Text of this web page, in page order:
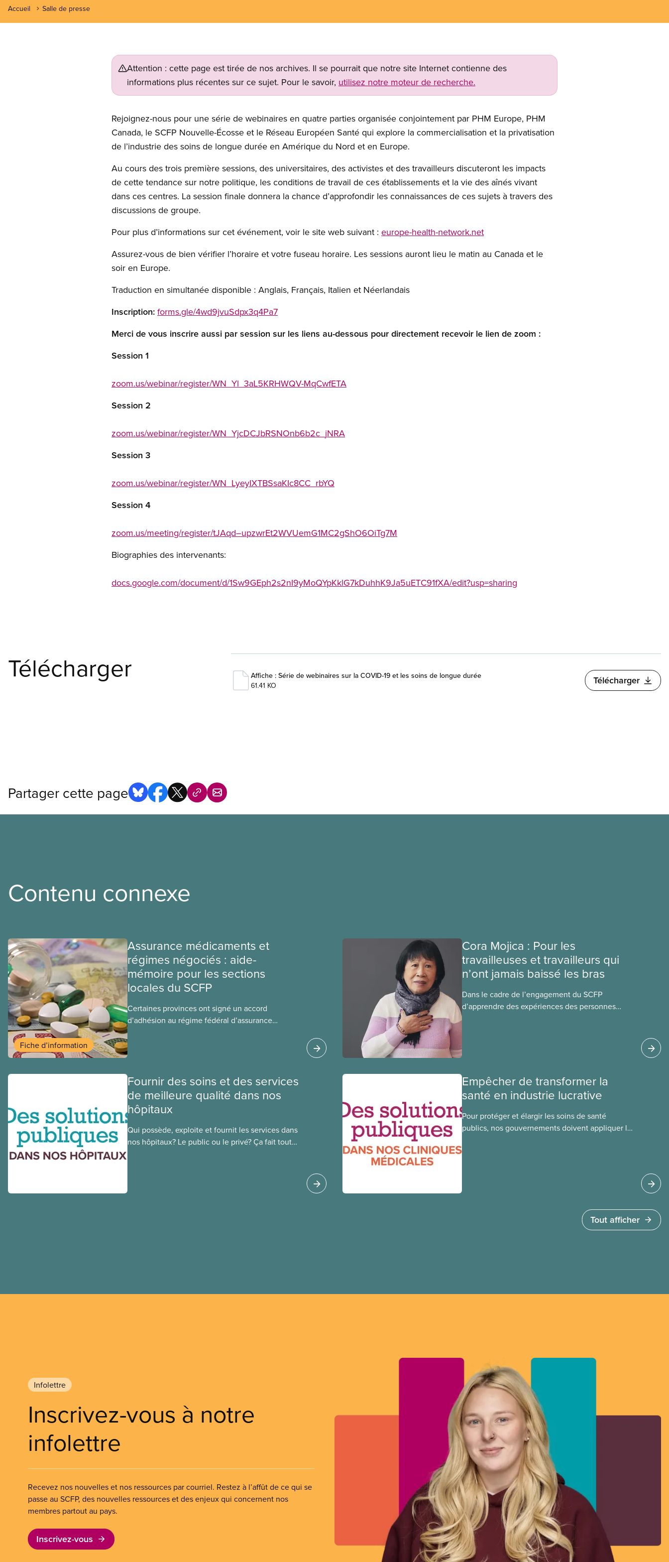
Accueil Salle de presse
Attention : cette page est tirée de nos archives. Il se pourrait que notre site Internet contienne des
informations plus récentes sur ce sujet. Pour le savoir, utilisez notre moteur de recherche.
Rejoignez-nous pour une série de webinaires en quatre parties organisée conjointement par PHM Europe, PHM
Canada, le SCFP Nouvelle-Écosse et le Réseau Européen Santé qui explore la commercialisation et la privatisation
de l’industrie des soins de longue durée en Amérique du Nord et en Europe.
Au cours des trois première sessions, des universitaires, des activistes et des travailleurs discuteront les impacts
de cette tendance sur notre politique, les conditions de travail de ces établissements et la vie des aînés vivant
dans ces centres. La session finale donnera la chance d’approfondir les connaissances de ces sujets à travers des
discussions de groupe.
Pour plus d’informations sur cet événement, voir le site web suivant : europe-health-network.net
Assurez-vous de bien vérifier l’horaire et votre fuseau horaire. Les sessions auront lieu le matin au Canada et le
soir en Europe.
Traduction en simultanée disponible : Anglais, Français, Italien et Néerlandais
Inscription: forms.gle/4wd9jvuSdpx3q4Pa7
Merci de vous inscrire aussi par session sur les liens au-dessous pour directement recevoir le lien de zoom :
Session 1
zoom.us/webinar/register/WN_Yl_3aL5KRHWQV-MqCwfETA
Session 2
zoom.us/webinar/register/WN_YjcDCJbRSNOnb6b2c_jNRA
Session 3
zoom.us/webinar/register/WN_LyeyIXTBSsaKIc8CC_rbYQ
Session 4
zoom.us/meeting/register/tJAqd–upzwrEt2WVUemG1MC2gShO6OiTg7M
Biographies des intervenants:
docs.google.com/document/d/1Sw9GEph2s2nI9yMoQYpKklG7kDuhhK9Ja5uETC91fXA/edit?usp=sharing
Télécharger
Affiche : Série de webinaires sur la COVID-19 et les soins de longue durée
61.41 KO
Télécharger
Partager cette page
Contenu connexe
Fiche d’information
Assurance médicaments et
régimes négociés : aide-
mémoire pour les sections
locales du SCFP
Certaines provinces ont signé un accord
d’adhésion au régime fédéral d’assurance
Cora Mojica : Pour les
travailleuses et travailleurs qui
n’ont jamais baissé les bras
Dans le cadre de l’engagement du SCFP
d’apprendre des expériences des personnes
membre du Comité national pour la
justice raciale.
Fournir des soins et des services
de meilleure qualité dans nos
hôpitaux
Qui possède, exploite et fournit les services dans
nos hôpitaux? Le public ou le privé? Ça fait toute
Empêcher de transformer la
santé en industrie lucrative
Pour protéger et élargir les soins de santé
publics, nos gouvernements doivent appliquer la
Tout afficher
Infolettre
Inscrivez-vous à notre
infolettre
Recevez nos nouvelles et nos ressources par courriel. Restez à l’affût de ce qui se
passe au SCFP, des nouvelles ressources et des enjeux qui concernent nos
membres partout au pays.
Inscrivez-vous